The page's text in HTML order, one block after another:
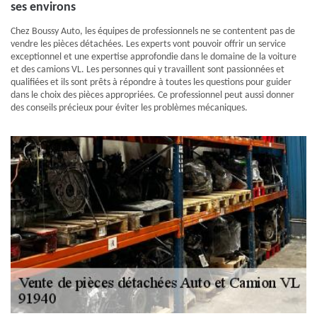
ses environs
Chez Boussy Auto, les équipes de professionnels ne se contentent pas de
vendre les pièces détachées. Les experts vont pouvoir offrir un service
exceptionnel et une expertise approfondie dans le domaine de la voiture
et des camions VL. Les personnes qui y travaillent sont passionnées et
qualifiées et ils sont prêts à répondre à toutes les questions pour guider
dans le choix des pièces appropriées. Ce professionnel peut aussi donner
des conseils précieux pour éviter les problèmes mécaniques.